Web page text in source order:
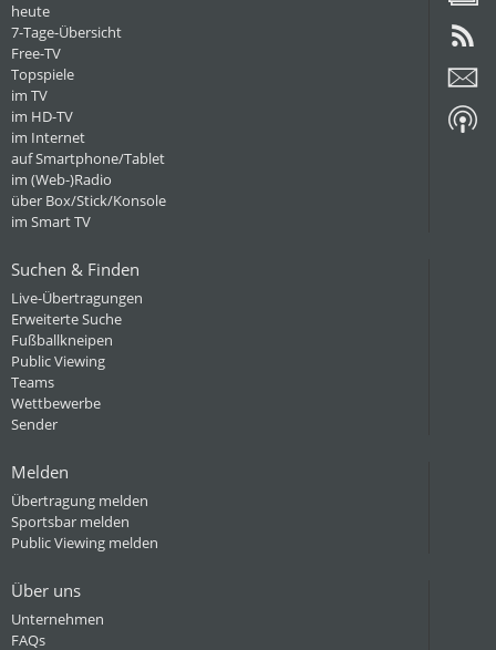
heute
7-Tage-Übersicht
Free-TV
Topspiele
im TV
im HD-TV
im Internet
auf Smartphone/Tablet
im (Web-)Radio
über Box/Stick/Konsole
im Smart TV
Suchen & Finden
Live-Übertragungen
Erweiterte Suche
Fußballkneipen
Public Viewing
Teams
Wettbewerbe
Sender
Melden
Übertragung melden
Sportsbar melden
Public Viewing melden
Über uns
Unternehmen
FAQs